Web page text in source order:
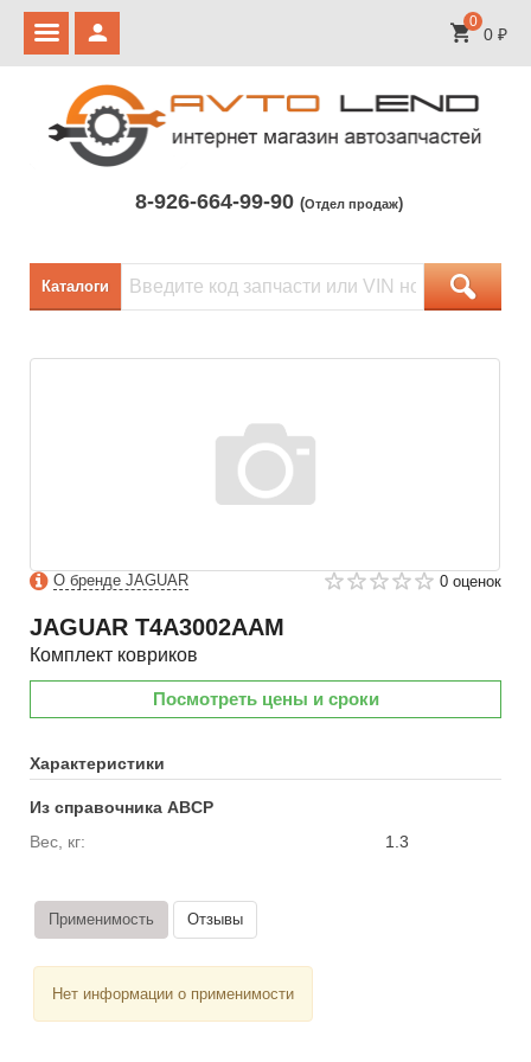
0
0 ₽
8-926-664-99-90 (Отдел продаж)
Каталоги
О бренде JAGUAR 0 оценок
JAGUAR T4A3002AAM
Комплект ковриков
Посмотреть цены и сроки
Характеристики
Из справочника ABCP
Вес, кг:
1.3
Применимость Отзывы
Нет информации о применимости